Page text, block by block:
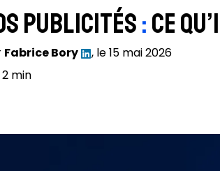
publicités:ce
FabriceBory , le15 mai 2026
2 min